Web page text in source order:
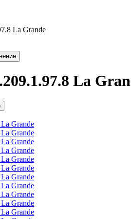
La Grande
La